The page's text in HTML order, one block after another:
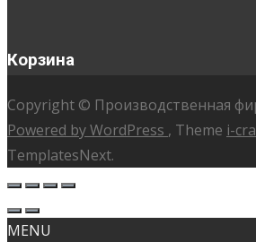
Корзина
Copyright © Производственная
Powered by WordPress , Theme i-
TemplatesNext.
MENU